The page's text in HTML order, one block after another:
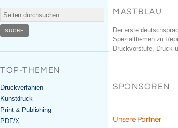
TOP-THEMEN
Druckverfahren
Kunstdruck
Print & Publishing
PDF/X
MASTBLAU
Der erste
Spezialthemen zu
Druckvorstufe, Druck
SPONSOREN
Unsere Partner